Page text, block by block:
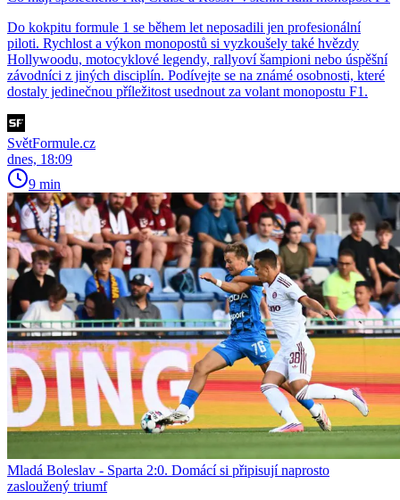
Do kokpitu formule 1 se během let neposadili jen profesionální
piloti. Rychlost a výkon monopostů si vyzkoušely také hvězdy
Hollywoodu, motocyklové legendy, rallyoví šampioni nebo úspěšní
závodníci z jiných disciplín. Podívejte se na známé osobnosti, které
dostaly jedinečnou příležitost usednout za volant monopostu F1.
SvětFormule.cz
dnes, 18:09
9 min
Mladá Boleslav - Sparta 2:0. Domácí si připisují naprosto
zasloužený triumf